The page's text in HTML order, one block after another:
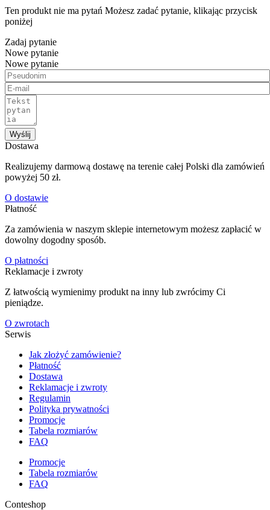
Ten produkt nie ma pytań Możesz zadać pytanie, klikając przycisk
poniżej
Zadaj pytanie
Nowe pytanie
Nowe pytanie
Wyślij
Dostawa
Realizujemy darmową dostawę na terenie całej Polski dla zamówień
powyżej 50 zł.
O dostawie
Płatność
Za zamówienia w naszym sklepie internetowym możesz zapłacić w
dowolny dogodny sposób.
O płatności
Reklamacje i zwroty
Z łatwością wymienimy produkt na inny lub zwrócimy Ci
pieniądze.
O zwrotach
Serwis
Jak złożyć zamówienie?
Płatność
Dostawa
Reklamacje i zwroty
Regulamin
Polityka prywatności
Promocje
Tabela rozmiarów
FAQ
Promocje
Tabela rozmiarów
FAQ
Conteshop